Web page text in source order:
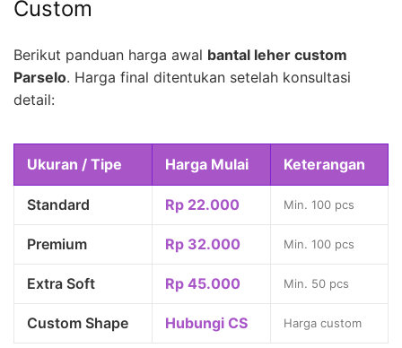
Custom
Berikut panduan harga awal bantal leher custom
Parselo. Harga final ditentukan setelah konsultasi
detail:
Ukuran / Tipe Harga Mulai Keterangan
Standard Rp 22.000 Min. 100 pcs
Premium Rp 32.000 Min. 100 pcs
Extra Soft Rp 45.000 Min. 50 pcs
Custom Shape Hubungi CS Harga custom